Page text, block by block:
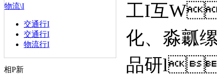
物流\I
交通行I
交通行I
物流行I
相P新
工I互
化、淼
品研